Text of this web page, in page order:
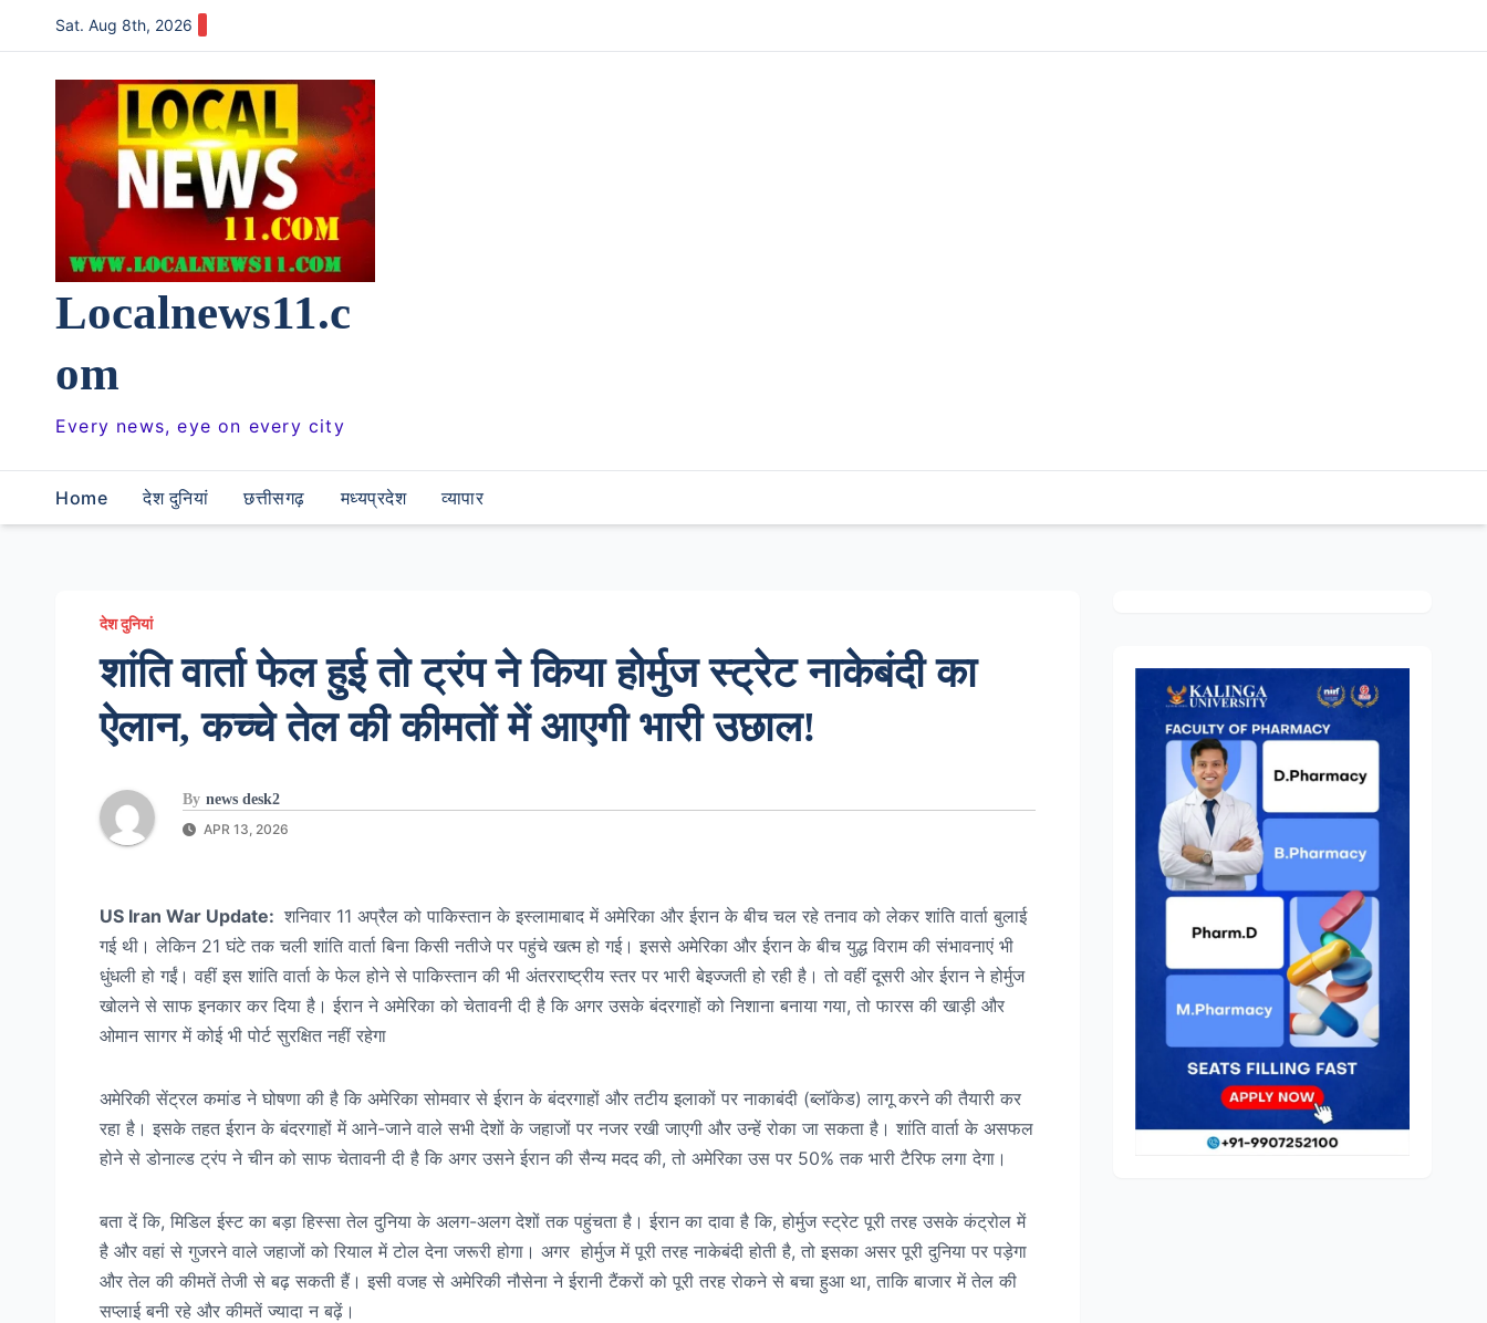
to
content
Sat. Aug 8th, 2026
Localnews11.c
om
Every news, eye on every city
Home देश दुनियां छत्तीसगढ़ मध्यप्रदेश व्यापार
देश दुनियां
शांति वार्ता फेल हुई तो ट्रंप ने किया होर्मुज स्ट्रेट नाकेबंदी का
ऐलान, कच्चे तेल की कीमतों में आएगी भारी उछाल!
By news desk2
APR 13, 2026
US Iran War Update: शनिवार 11 अप्रैल को पाकिस्तान के इस्लामाबाद में अमेरिका और ईरान के बीच चल रहे तनाव को लेकर शांति वार्ता बुलाई
गई थी। लेकिन 21 घंटे तक चली शांति वार्ता बिना किसी नतीजे पर पहुंचे खत्म हो गई। इससे अमेरिका और ईरान के बीच युद्ध विराम की संभावनाएं भी
धुंधली हो गईं। वहीं इस शांति वार्ता के फेल होने से पाकिस्तान की भी अंतरराष्ट्रीय स्तर पर भारी बेइज्जती हो रही है। तो वहीं दूसरी ओर ईरान ने होर्मुज
खोलने से साफ इनकार कर दिया है। ईरान ने अमेरिका को चेतावनी दी है कि अगर उसके बंदरगाहों को निशाना बनाया गया, तो फारस की खाड़ी और
ओमान सागर में कोई भी पोर्ट सुरक्षित नहीं रहेगा
अमेरिकी सेंट्रल कमांड ने घोषणा की है कि अमेरिका सोमवार से ईरान के बंदरगाहों और तटीय इलाकों पर नाकाबंदी (ब्लॉकेड) लागू करने की तैयारी कर
रहा है। इसके तहत ईरान के बंदरगाहों में आने-जाने वाले सभी देशों के जहाजों पर नजर रखी जाएगी और उन्हें रोका जा सकता है। शांति वार्ता के असफल
होने से डोनाल्ड ट्रंप ने चीन को साफ चेतावनी दी है कि अगर उसने ईरान की सैन्य मदद की, तो अमेरिका उस पर 50% तक भारी टैरिफ लगा देगा।
बता दें कि, मिडिल ईस्ट का बड़ा हिस्सा तेल दुनिया के अलग-अलग देशों तक पहुंचता है। ईरान का दावा है कि, होर्मुज स्ट्रेट पूरी तरह उसके कंट्रोल में
है और वहां से गुजरने वाले जहाजों को रियाल में टोल देना जरूरी होगा। अगर होर्मुज में पूरी तरह नाकेबंदी होती है, तो इसका असर पूरी दुनिया पर पड़ेगा
और तेल की कीमतें तेजी से बढ़ सकती हैं। इसी वजह से अमेरिकी नौसेना ने ईरानी टैंकरों को पूरी तरह रोकने से बचा हुआ था, ताकि बाजार में तेल की
सप्लाई बनी रहे और कीमतें ज्यादा न बढ़ें।